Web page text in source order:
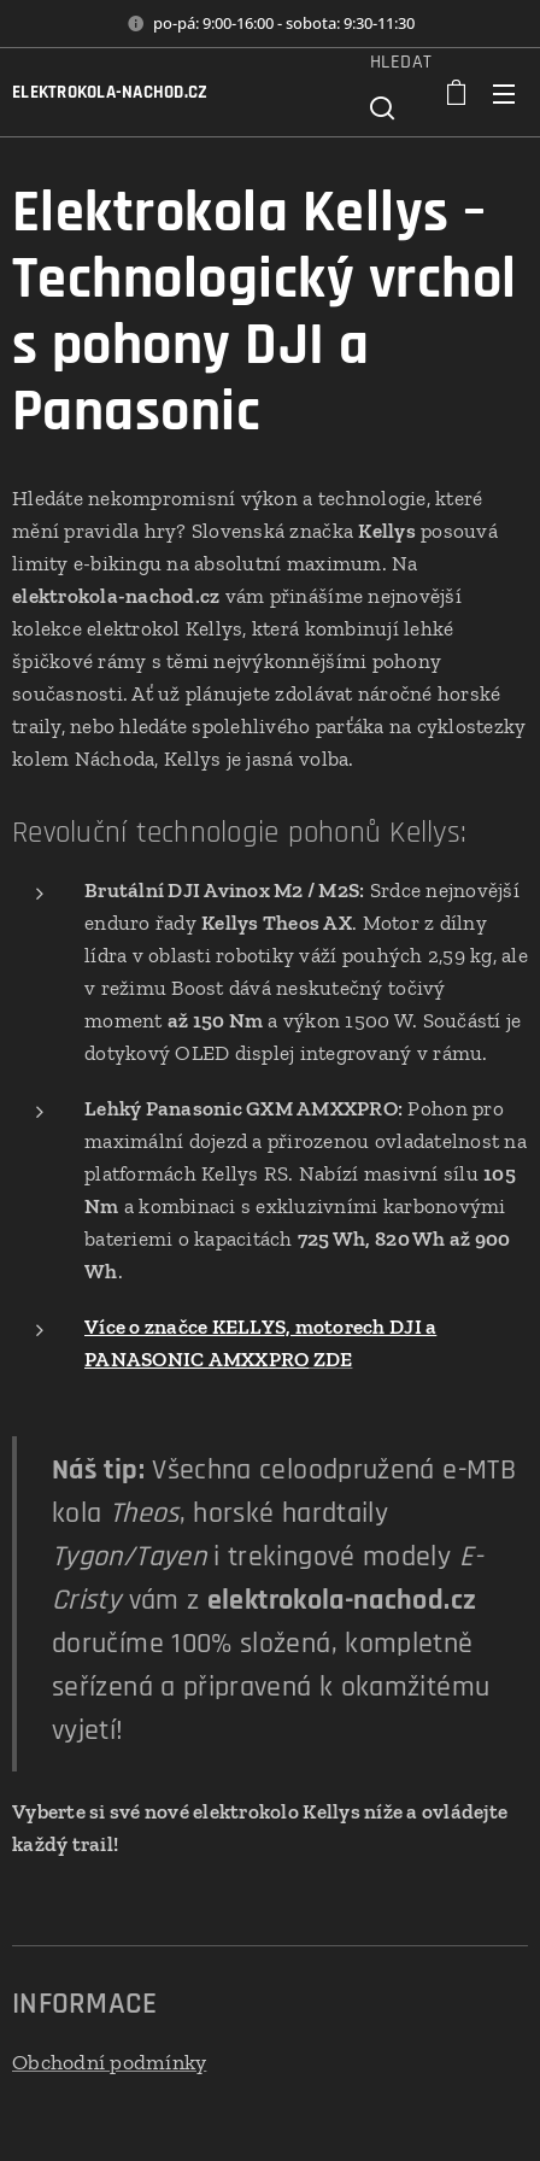
po-pá: 9:00-16:00 - sobota: 9:30-11:30
ELEKTROKOLA-NACHOD.CZ
HLEDAT
Elektrokola Kellys –
Technologický vrchol
s pohony DJI a
Panasonic
Hledáte nekompromisní výkon a technologie, které
mění pravidla hry? Slovenská značkaKellysposouvá
limity e-bikingu na absolutní maximum. Na
elektrokola-nachod.cz vám přinášíme nejnovější
kolekce elektrokol Kellys, která kombinují lehké
špičkové rámy s těmi nejvýkonnějšími pohony
současnosti. Ať už plánujete zdolávat náročné horské
traily, nebo hledáte spolehlivého parťáka na cyklostezky
kolem Náchoda, Kellys je jasná volba.
Revoluční technologie pohonů Kellys:
Brutální DJI Avinox M2 / M2S: Srdce nejnovější
enduro řadyKellys Theos AX. Motor z dílny
lídra v oblasti robotiky váží pouhých 2,59 kg, ale
v režimu Boost dává neskutečný točivý
moment až 150 Nm a výkon 1500 W. Součástí je
dotykový OLED displej integrovaný v rámu.
Lehký Panasonic GXM AMXXPRO: Pohon pro
maximální dojezd a přirozenou ovladatelnost na
platformách Kellys RS. Nabízí masivní sílu105
Nm a kombinaci s exkluzivními karbonovými
bateriemi o kapacitách 725 Wh, 820 Wh až 900
Wh.
Více o značce KELLYS, motorech DJI a
PANASONIC AMXXPRO ZDE
Náš tip: Všechna celoodpružená e-MTB
kola Theos, horské hardtaily
Tygon/Tayeni trekingové modely E-
Cristyvám z elektrokola-nachod.cz
doručíme 100% složená, kompletně
seřízená a připravená k okamžitému
vyjetí!
Vyberte si své nové elektrokolo Kellys níže a ovládejte
každý trail!
INFORMACE
Obchodní podmínky